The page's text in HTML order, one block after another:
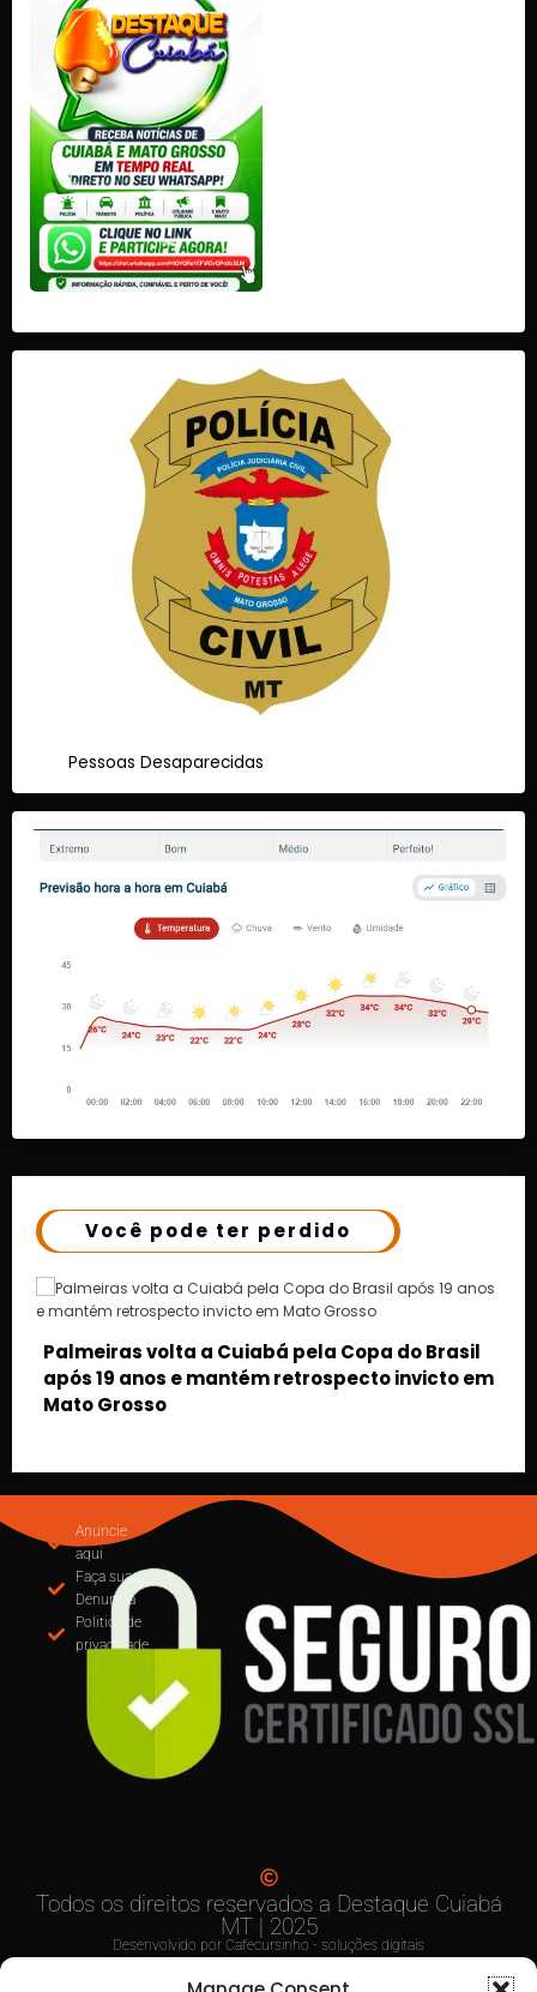
Pessoas Desaparecidas
Você pode ter perdido
em
MUDANÇA NA EMISSÃO DE NOTAS: CUIABÁ
OBRIGA USO DO EMISSOR NACIONAL DE NFS-e A
PARTIR DE SETEMBRO
privacidade